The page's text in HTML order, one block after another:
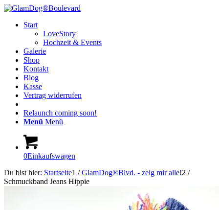
Start
LoveStory
Hochzeit & Events
Galerie
Shop
Kontakt
Blog
Kasse
Vertrag widerrufen
Relaunch coming soon!
Menü Menü
0Einkaufswagen
Du bist hier: Startseite1 / GlamDog®Blvd. - zeig mir alle!2 /
Schmuckband Jeans Hippie